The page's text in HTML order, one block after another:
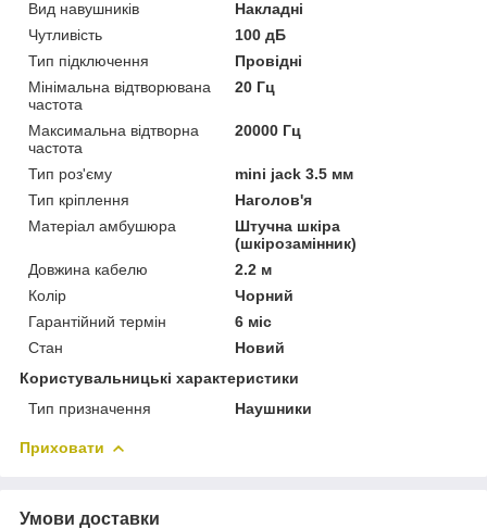
Вид навушників
Накладні
Чутливість
100 дБ
Тип підключення
Провідні
Мінімальна відтворювана
частота
20 Гц
Максимальна відтворна
частота
20000 Гц
Тип роз'єму
mini jack 3.5 мм
Тип кріплення
Наголов'я
Матеріал амбушюра
Штучна шкіра
(шкірозамінник)
Довжина кабелю
2.2 м
Колір
Чорний
Гарантійний термін
6 міс
Стан
Новий
Користувальницькі характеристики
Тип призначення
Наушники
Приховати
Умови доставки